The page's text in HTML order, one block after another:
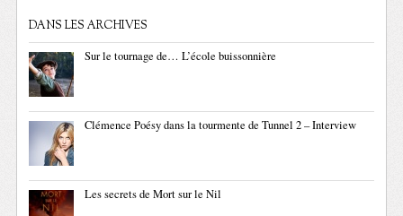
DANS LES ARCHIVES
Sur le tournage de… L’école buissonnière
Clémence Poésy dans la tourmente de Tunnel 2 – Interview
Les secrets de Mort sur le Nil